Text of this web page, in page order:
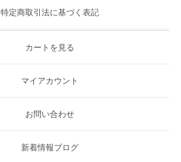
特定商取引法に基づく表記
カートを見る
マイアカウント
お問い合わせ
新着情報ブログ